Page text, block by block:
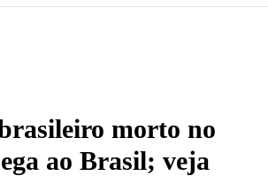
morto no
ao Brasil; veja